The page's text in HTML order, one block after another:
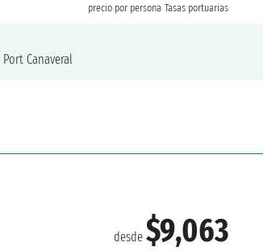
precio por persona Tasas portuarias
Port Canaveral
desde$9,063